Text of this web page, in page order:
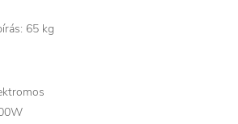
65 kg